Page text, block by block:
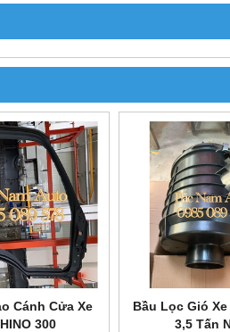
ĐÈN PHA XE TẢI HINO 300 DUTRO
200,000 đ
MUA NGAY
Cánh Cửa Xe
300
Bầu Lọc Gió Xe
3,5 Tấn